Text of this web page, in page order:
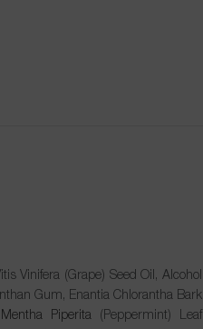
Vinifera (Grape) Seed Oil, Alcohol
Gum, Enantia Chlorantha Bark
Mentha Piperita(Peppermint) Leaf